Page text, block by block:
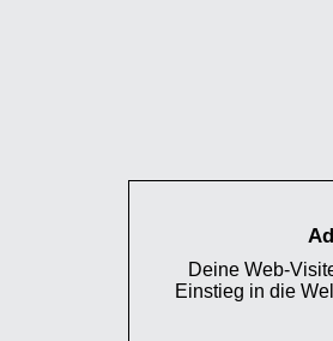
Deine Web-
Einstieg in die